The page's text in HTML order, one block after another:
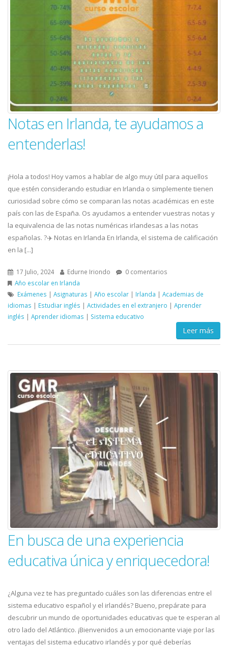
Notas en Irlanda, te ayudamos a
entenderlas!
¡Hola a todos! Hoy vamos a hablar de algo muy útil para aquellos
que estén considerando estudiar en Irlanda o simplemente tienen
curiosidad sobre cómo se comparan las notas académicas en este
país con las de España. Os ayudamos a entender vuestras notas y
la equivalencia de las notas numéricas irlandesas a las notas
españolas. ?✈️ Notas en Irlanda En Irlanda, el sistema de calificación
en la [...]
17 Julio, 2024 Edurne Iriondo
0 comentarios
Año escolar en Irlanda
Exámenes | Asignaturas | Año escolar | Irlanda | Academias de
idiomas | Estudiar inglés | Actividades en el extranjero | Aprender
inglés | Aprender idiomas | Sistema educativo
Leer más
En busca de una experiencia
educativa única y enriquecedora!
¿Alguna vez te has preguntado cuáles son las diferencias entre el
sistema educativo español y el irlandés? Bueno, prepárate para
descubrir un mundo de oportunidades educativas que te esperan al
otro lado del Atlántico. ¡Bienvenidos a un emocionante viaje por las
ventajas del sistema educativo irlandés y por qué deberías